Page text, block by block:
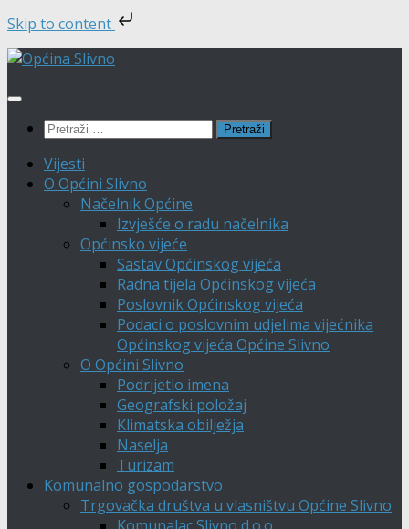
Skip to content
Skip
content
Pretraži:
Vijesti
O Općini Slivno
Načelnik Općine
Izvješće o radu načelnika
Općinsko vijeće
Sastav Općinskog vijeća
Radna tijela Općinskog vijeća
Poslovnik Općinskog vijeća
Podaci o poslovnim udjelima vijećnika
Općinskog vijeća Općine Slivno
O Općini Slivno
Podrijetlo imena
Geografski položaj
Klimatska obilježja
Naselja
Turizam
Komunalno gospodarstvo
Trgovačka društva u vlasništvu Općine Slivno